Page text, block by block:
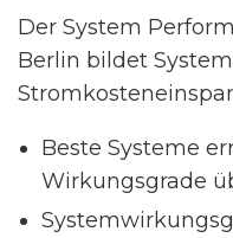
Der System
Berlin bildet
Beste Systeme
Wirkungsgrade